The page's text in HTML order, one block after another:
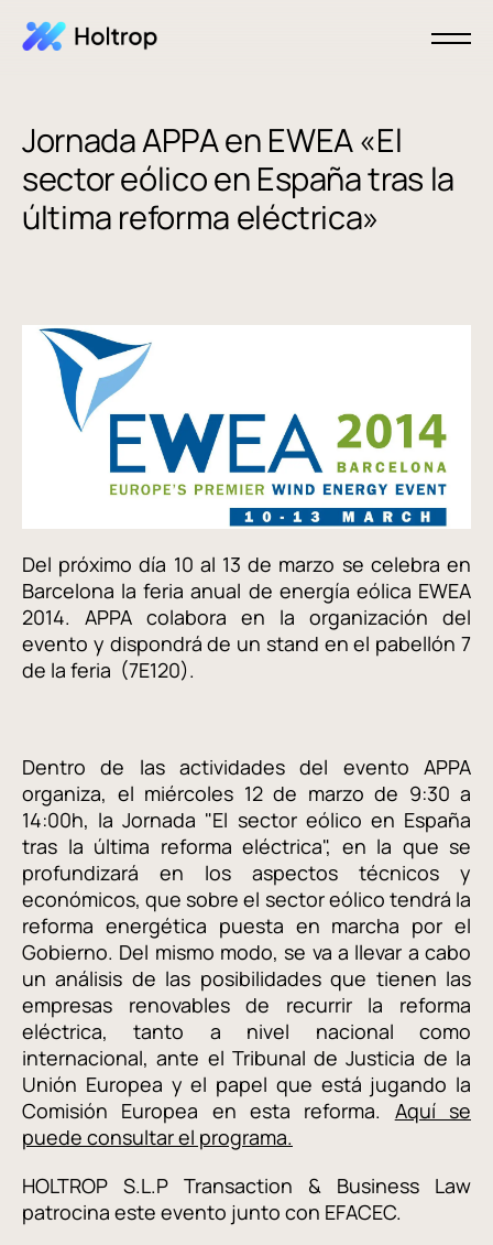
Jornada APPA en EWEA «El
sector eólico en España tras la
última reforma eléctrica»
Del próximo día 10 al 13 de marzo se celebra en
Barcelona la feria anual de energía eólica EWEA
2014. APPA colabora en la organización del
evento y dispondrá de un stand en el pabellón 7
de la feria (7E120).
Dentro de las actividades del evento APPA
organiza, el miércoles 12 de marzo de 9:30 a
14:00h, la Jornada "El sector eólico en España
tras la última reforma eléctrica", en la que se
profundizará en los aspectos técnicos y
económicos, que sobre el sector eólico tendrá la
reforma energética puesta en marcha por el
Gobierno. Del mismo modo, se va a llevar a cabo
un análisis de las posibilidades que tienen las
empresas renovables de recurrir la reforma
eléctrica, tanto a nivel nacional como
internacional, ante el Tribunal de Justicia de la
Unión Europea y el papel que está jugando la
Comisión Europea en esta reforma. Aquí se
puede consultar el programa.
HOLTROP S.L.P Transaction & Business Law
patrocina este evento junto con EFACEC.